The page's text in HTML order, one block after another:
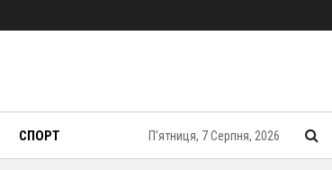
СПОРТ П’ятниця, 7 Серпня, 2026